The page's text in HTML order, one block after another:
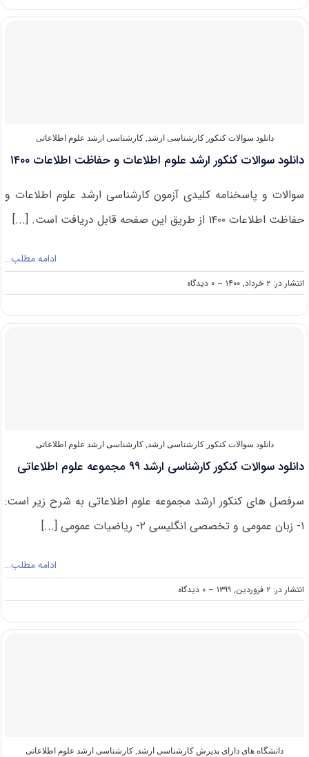
کنکور
دانلود سوالات کنکور کارشناسی ارشد,کارشناسی ارشد علوم اطلاعاتی
دانلود سوالات کنکور ارشد علوم اطلاعات و حفاظت اطلاعات ۱۴۰۰
سوالات و پاسخنامه کلیدی آزمون کارشناسی ارشد علوم اطلاعات و
حفاظت اطلاعات ۱۴۰۰ از طریق این صفحه قابل دریافت است. [...]
ادامه مطلب…
انتشار در: ۲ خرداد, ۱۴۰۰ -- ۰ دیدگاه
on
دانلود
کنکور
دانلود سوالات کنکور کارشناسی ارشد,کارشناسی ارشد علوم اطلاعاتی
دانلود سوالات کنکور کارشناسی ارشد ۹۹ مجموعه علوم اطلاعاتی
سرفصل های کنکور ارشد مجموعه علوم اطلاعاتی به شرح زیر است:
۱- زبان عمومی و تخصصی انگلیسی ۲- ریاضیات عمومی [...]
ادامه مطلب…
انتشار در: ۲ فروردین, ۱۳۹۹ -- ۰ دیدگاه
on
دانلود
کنکور
دانشگاه های دارای پذیرش کارشناسی ارشد, کارشناسی ارشد علوم اطلاعاتی